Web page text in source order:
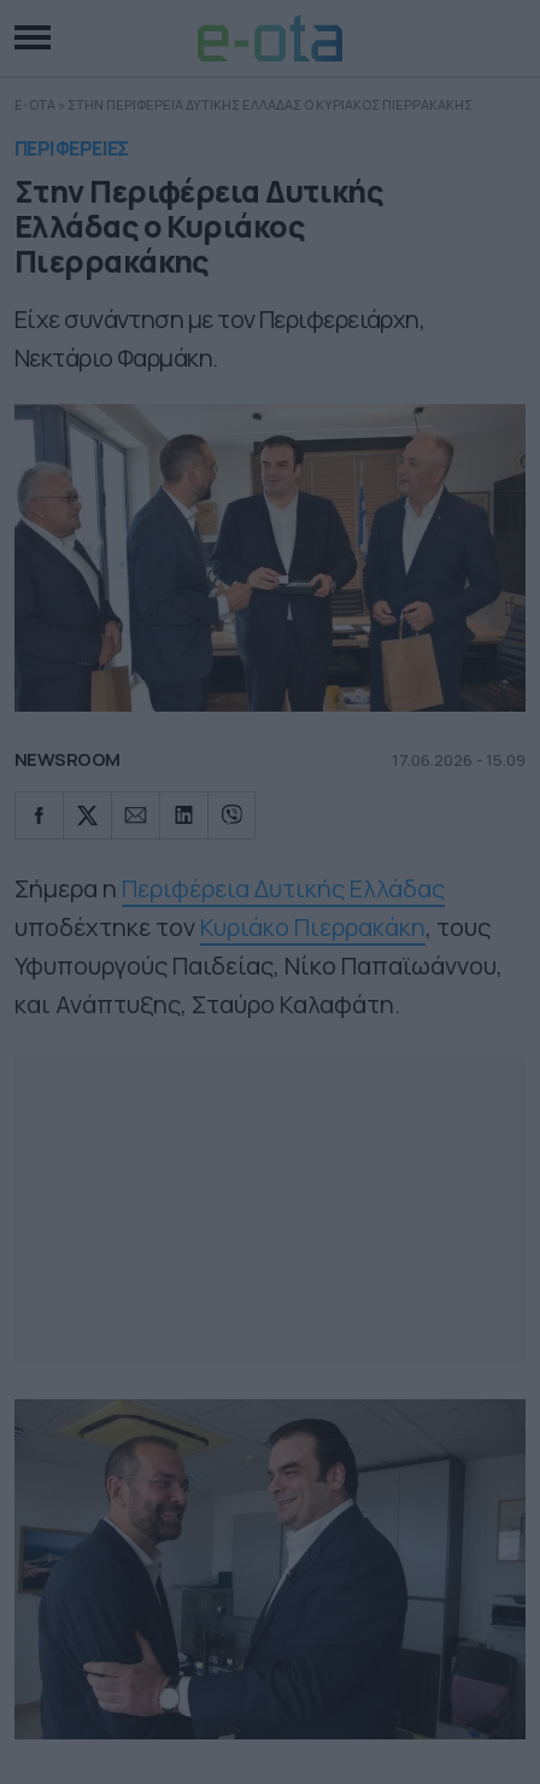
E-OTA » ΣΤΗΝ ΠΕΡΙΦΕΡΕΙΑ ΔΥΤΙΚΗΣ ΕΛΛΑΔΑΣ Ο ΚΥΡΙΑΚΟΣ ΠΙΕΡΡΑΚΑΚΗΣ
ΠΕΡΙΦΕΡΕΙΕΣ
Στην Περιφέρεια Δυτικής
Ελλάδας ο Κυριάκος
Πιερρακάκης
Είχε συνάντηση με τον Περιφερειάρχη,
Νεκτάριο Φαρμάκη.
NEWSROOM 17.06.2026 - 15.09
Σήμερα η Περιφέρεια Δυτικής Ελλάδας
υποδέχτηκε τονΚυριάκο Πιερρακάκη, τους
Υφυπουργούς Παιδείας, Νίκο Παπαϊωάννου,
και Ανάπτυξης, Σταύρο Καλαφάτη.